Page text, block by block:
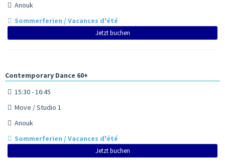
Anouk
Sommerferien / Vacances d'été
Jetzt buchen
Contemporary Dance 60+
15:30 - 16:45
Move / Studio 1
Anouk
Sommerferien / Vacances d'été
Jetzt buchen